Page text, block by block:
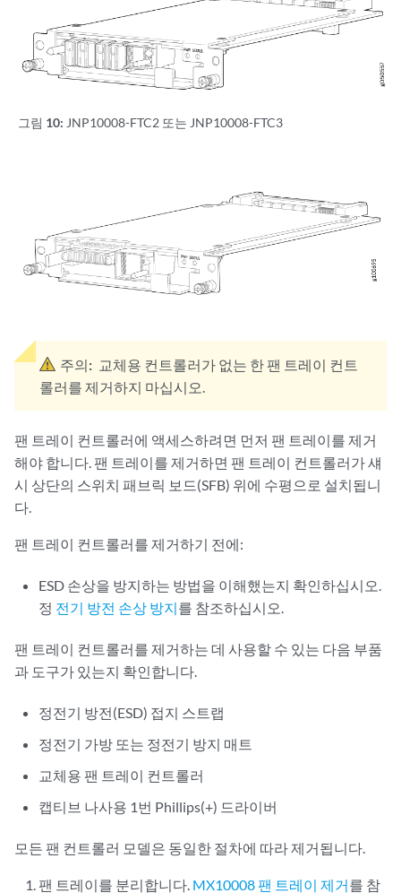
그림 10: JNP10008-FTC2 또는 JNP10008-FTC3
주의: 교체용 컨트롤러가 없는 한 팬 트레이 컨트
롤러를 제거하지 마십시오.
팬 트레이 컨트롤러에 액세스하려면 먼저 팬 트레이를 제거
해야 합니다. 팬 트레이를 제거하면 팬 트레이 컨트롤러가 섀
시 상단의 스위치 패브릭 보드(SFB) 위에 수평으로 설치됩니
다.
팬 트레이 컨트롤러를 제거하기 전에:
ESD 손상을 방지하는 방법을 이해했는지 확인하십시오.
정 전기 방전 손상 방지를 참조하십시오.
팬 트레이 컨트롤러를 제거하는 데 사용할 수 있는 다음 부품
과 도구가 있는지 확인합니다.
정전기 방전(ESD) 접지 스트랩
정전기 가방 또는 정전기 방지 매트
교체용 팬 트레이 컨트롤러
캡티브 나사용 1번 Phillips(+) 드라이버
모든 팬 컨트롤러 모델은 동일한 절차에 따라 제거됩니다.
팬 트레이를 분리합니다. MX10008 팬 트레이 제거를 참